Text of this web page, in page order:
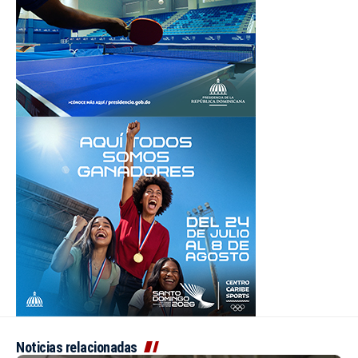
Noticias relacionadas